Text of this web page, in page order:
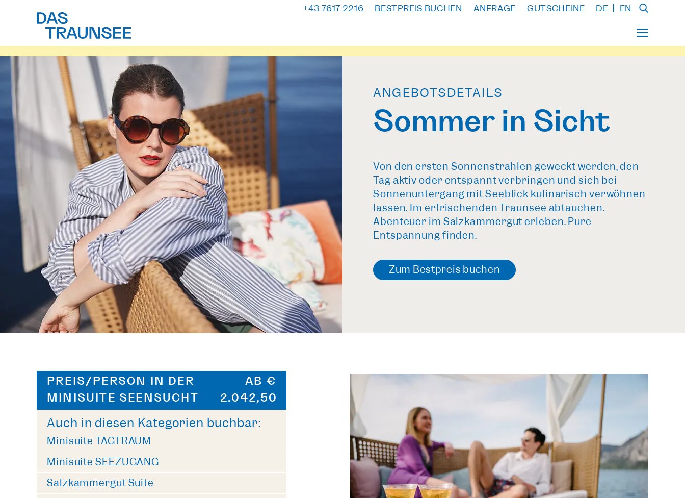
+43 7617 2216 BESTPREIS BUCHEN ANFRAGE GUTSCHEINE DE EN
ANGEBOTSDETAILS
Sommer in Sicht
Von den ersten Sonnenstrahlen geweckt werden, den
Tag aktiv oder entspannt verbringen und sich bei
Sonnenuntergang mit Seeblick kulinarisch verwöhnen
lassen. Im erfrischenden Traunsee abtauchen.
Abenteuer im Salzkammergut erleben. Pure
Entspannung finden.
Zum Bestpreis buchen
PREIS/PERSON IN DER
MINISUITE SEENSUCHT
AB €
2.042,50
Auch in diesen Kategorien buchbar:
Minisuite TAGTRAUM
Minisuite SEEZUGANG
Salzkammergut Suite